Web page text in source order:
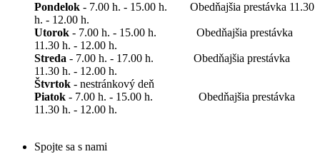
Pondelok - 7.00 h. - 15.00 h. Obedňajšia prestávka 11.30
h. - 12.00 h.
Utorok - 7.00 h. - 15.00 h. Obedňajšia prestávka
11.30 h. - 12.00 h.
Streda - 7.00 h. - 17.00 h. Obedňajšia prestávka
11.30 h. - 12.00 h.
Štvrtok - nestránkový deň
Piatok - 7.00 h. - 15.00 h. Obedňajšia prestávka
11.30 h. - 12.00 h.
Spojte sa s nami